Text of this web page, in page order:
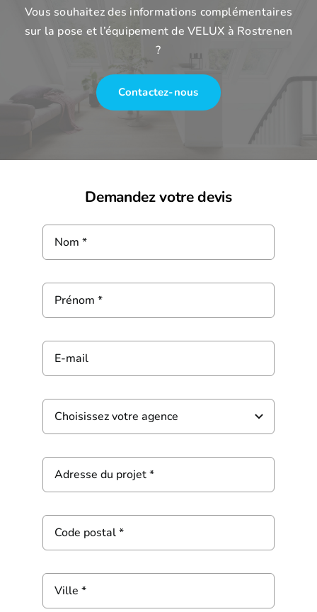
Vous souhaitez des informations complémentaires
sur la pose et l’équipement de VELUX à Rostrenen
?
Contactez-nous
Demandez votre devis